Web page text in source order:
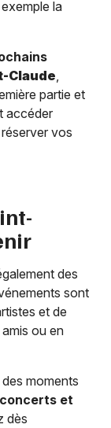
la
Claude,
partie et
accéder
vos
des
sont
et de
ou en
moments
et
dès